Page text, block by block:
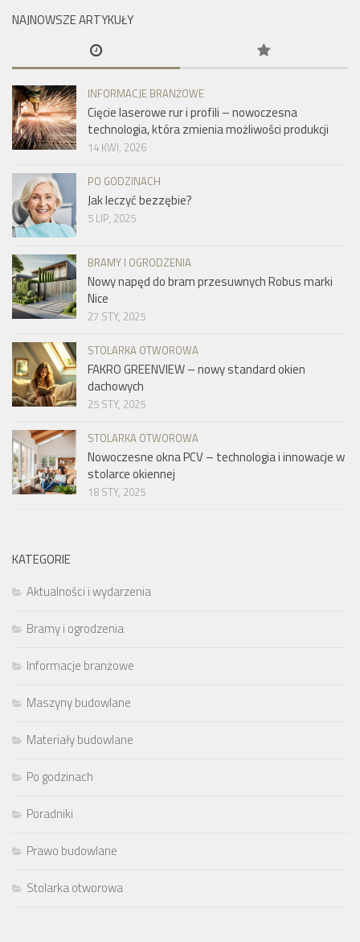
NAJNOWSZE ARTYKUŁY
INFORMACJE BRANŻOWE
Cięcie laserowe rur i profili – nowoczesna
technologia, która zmienia możliwości produkcji
14 KWI, 2026
PO GODZINACH
Jak leczyć bezzębie?
5 LIP, 2025
BRAMY I OGRODZENIA
Nowy napęd do bram przesuwnych Robus marki
Nice
27 STY, 2025
STOLARKA OTWOROWA
FAKRO GREENVIEW – nowy standard okien
dachowych
25 STY, 2025
STOLARKA OTWOROWA
Nowoczesne okna PCV – technologia i innowacje w
stolarce okiennej
18 STY, 2025
KATEGORIE
Aktualności i wydarzenia
Bramy i ogrodzenia
Informacje branżowe
Maszyny budowlane
Materiały budowlane
Po godzinach
Poradniki
Prawo budowlane
Stolarka otworowa